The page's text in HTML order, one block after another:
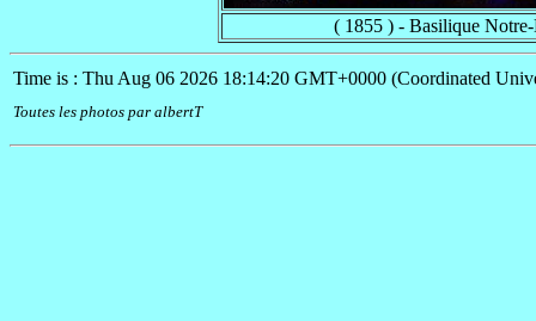
( 1855 ) - Basilique
Time is : Thu Aug 06 2026 18:14:20 GMT+0000 (Coordinated
Toutes les photos par albertT